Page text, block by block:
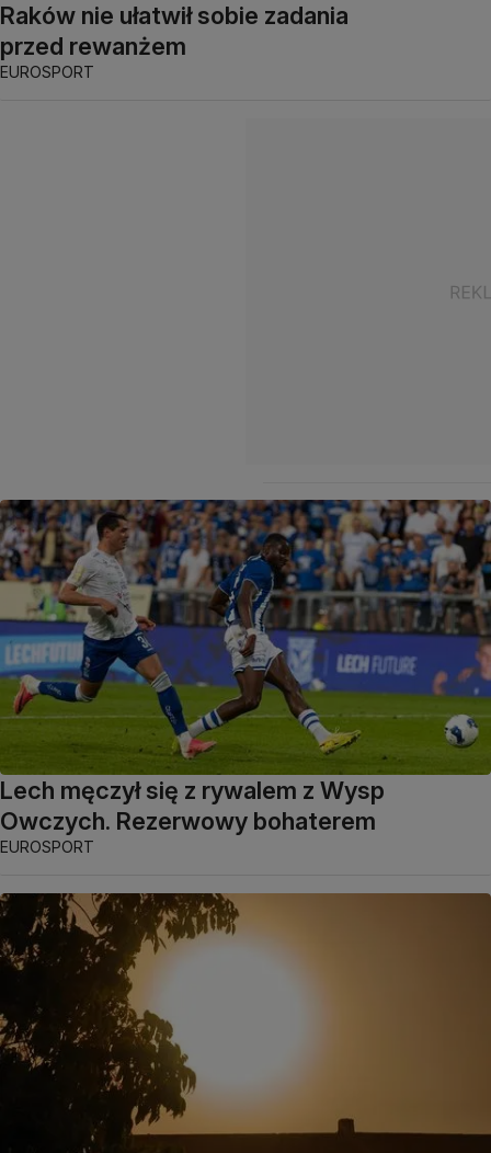
Raków nie ułatwił sobie zadania
przed rewanżem
EUROSPORT
Lech męczył się z rywalem z Wysp
Owczych. Rezerwowy bohaterem
EUROSPORT